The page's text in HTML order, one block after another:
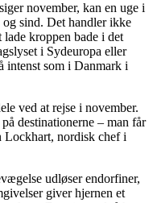
november, kan en uge i
sind. Det handler ikke
kroppen bade i det
i Sydeuropa eller
intenst som i Danmark i
ved at rejse i november.
destinationerne – man får
Lockhart, nordisk chef i
udløser endorfiner,
giver hjernen et